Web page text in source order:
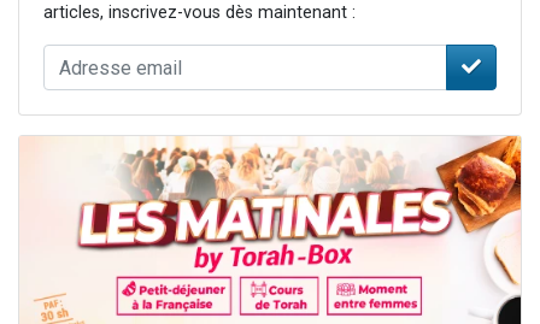
articles, inscrivez-vous dès maintenant :